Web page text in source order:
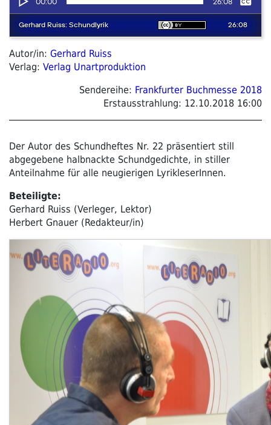
Autor/in: Gerhard Ruiss
Verlag: Verlag Unartproduktion
Sendereihe: Frankfurter Buchmesse 2018
Erstausstrahlung: 12.10.2018 16:00
Der Autor des Schundheftes Nr. 22 präsentiert still
abgegebene halbnackte Schundgedichte, in stiller
Anteilnahme für alle neugierigen LyrikleserInnen.
Beteiligte:
Gerhard Ruiss (Verleger, Lektor)
Herbert Gnauer (Redakteur/in)